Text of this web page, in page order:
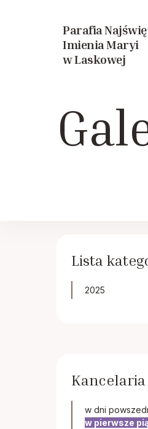
Parafia
Imienia Maryi
w Laskowej
Lista
2025
w dni
w pierwsze